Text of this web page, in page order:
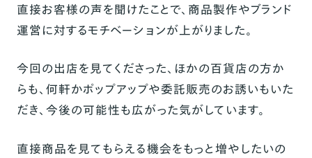
直接お客様の声を聞けたことで、商品製作やブランド
運営に対するモチベーションが上がりました。
今回の出店を見てくださった、ほかの百貨店の方か
らも、何軒かポップアップや委託販売のお誘いもいた
だき、今後の可能性も広がった気がしています。
直接商品を見てもらえる機会をもっと増やしたいの